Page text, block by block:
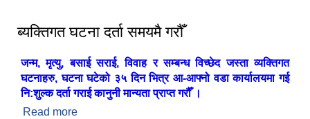
ब्यक्तिगत घटना दर्ता समयमै गरौँ
जन्म, मृत्यु, बसाई सराई, विवाह र सम्बन्ध विच्छेद जस्ता व्यक्तिगत
घटनाहरु, घटना घटेको ३५ दिन भित्र आ-आफ्नो वडा कार्यालयमा गई
नि:शुल्क दर्ता गराई कानुनी मान्यता प्राप्त गरौँ ।
Read more